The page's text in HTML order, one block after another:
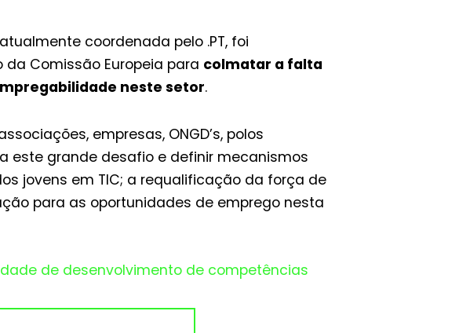
atualmente coordenada pelo .PT, foi
Comissão Europeia para colmatar a falta
neste setor.
empresas, ONGD’s, polos
este grande desafio e definir mecanismos
jovens em TIC; a requalificação da força de
para as oportunidades de emprego nesta
de desenvolvimento de competências